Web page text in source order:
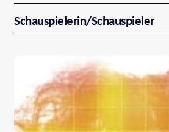
Tirol
Vorarlberg
Schauspielerin/Schauspieler